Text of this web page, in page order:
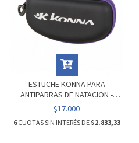
ESTUCHE KONNA PARA
ANTIPARRAS DE NATACION -
BLACK VIOLET
$17.000
6CUOTAS SIN INTERÉS DE $2.833,33